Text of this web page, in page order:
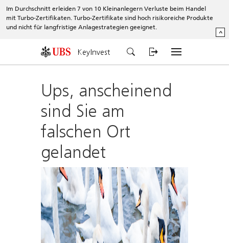
Im Durchschnitt erleiden 7 von 10 Kleinanlegern Verluste beim Handel
mit Turbo-Zertifikaten. Turbo-Zertifikate sind hoch risikoreiche Produkte
und nicht für langfristige Anlagestrategien geeignet.
^
KeyInvest
Ups, anscheinend
sind Sie am
falschen Ort
gelandet